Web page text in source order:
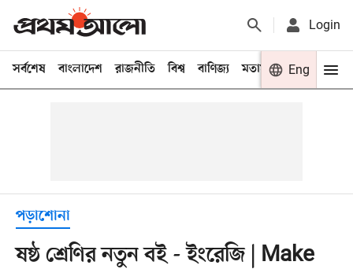
Login
সর্বশেষ বাংলাদেশ রাজনীতি বিশ্ব বাণিজ্য মতামত খেলা
Eng
পড়াশোনা
ষষ্ঠ শ্রেণির নতুন বই - ইংরেজি | Make